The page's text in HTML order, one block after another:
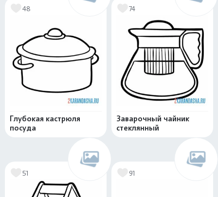
48
Глубокая кастрюля
посуда
74
Заварочный чайник
стеклянный
51 91